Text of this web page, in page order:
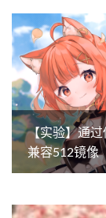
【实验】通
兼容512镜像